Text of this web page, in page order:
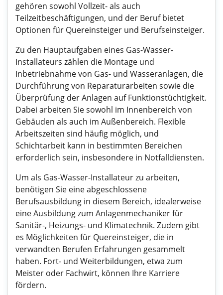
gehören sowohl Vollzeit- als auch
Teilzeitbeschäftigungen, und der Beruf bietet
Optionen für Quereinsteiger und Berufseinsteiger.
Zu den Hauptaufgaben eines Gas-Wasser-
Installateurs zählen die Montage und
Inbetriebnahme von Gas- und Wasseranlagen, die
Durchführung von Reparaturarbeiten sowie die
Überprüfung der Anlagen auf Funktionstüchtigkeit.
Dabei arbeiten Sie sowohl im Innenbereich von
Gebäuden als auch im Außenbereich. Flexible
Arbeitszeiten sind häufig möglich, und
Schichtarbeit kann in bestimmten Bereichen
erforderlich sein, insbesondere in Notfalldiensten.
Um als Gas-Wasser-Installateur zu arbeiten,
benötigen Sie eine abgeschlossene
Berufsausbildung in diesem Bereich, idealerweise
eine Ausbildung zum Anlagenmechaniker für
Sanitär-, Heizungs- und Klimatechnik. Zudem gibt
es Möglichkeiten für Quereinsteiger, die in
verwandten Berufen Erfahrungen gesammelt
haben. Fort- und Weiterbildungen, etwa zum
Meister oder Fachwirt, können Ihre Karriere
fördern.